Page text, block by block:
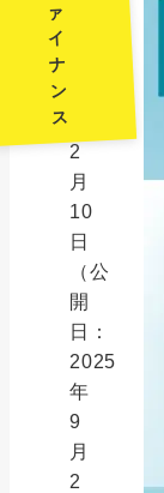
ァ
イ
ナ
ン
ス
2
月
10
日
（公
開
日：
2025
年
9
月
2